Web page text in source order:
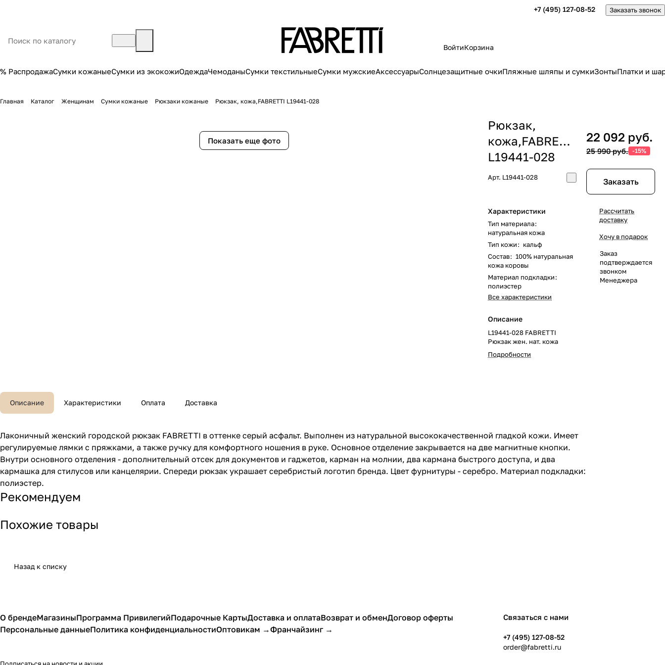
+7 (495) 127-08-52 Заказать звонок
ВойтиКорзина
% РаспродажаСумки кожаныеСумки из экокожиОдеждаЧемоданыСумки текстильныеСумки мужскиеАксессуарыСолнцезащитные очкиПляжные шляпы и сумкиЗонтыПлатки и
Главная Каталог Женщинам Сумки кожаные Рюкзаки кожаные Рюкзак, кожа,FABRETTI L19441-028
Показать еще фото
Рюкзак,
кожа,FABRETTI
L19441-028
Арт. L19441-028
Характеристики
Тип материала:
натуральная кожа
Тип кожи: кальф
Состав: 100% натуральная
кожа коровы
Материал подкладки:
полиэстер
Все характеристики
Описание
L19441-028 FABRETTI
Рюкзак жен. нат. кожа
Подробности
22 092 руб.
25 990 руб. -15%
Заказать
Рассчитать
доставку
Хочу в подарок
Заказ
подтверждается
звонком
Менеджера
Описание Характеристики Оплата Доставка
Лаконичный женский городской рюкзак FABRETTI в оттенке серый асфальт. Выполнен из натуральной высококачественной гладкой кожи. Имеет
регулируемые лямки с пряжками, а также ручку для комфортного ношения в руке. Основное отделение закрывается на две магнитные кнопки.
Внутри основного отделения - дополнительный отсек для документов и гаджетов, карман на молнии, два кармана быстрого доступа, и два
кармашка для стилусов или канцелярии. Спереди рюкзак украшает серебристый логотип бренда. Цвет фурнитуры - серебро. Материал подкладки:
полиэстер.
Рекомендуем
Похожие товары
Назад к списку
О брендеМагазиныПрограмма ПривилегийПодарочные КартыДоставка и оплатаВозврат и обменДоговор оферты
Персональные данныеПолитика конфиденциальностиОптовикам →Франчайзинг →
Связаться с нами
+7 (495) 127-08-52
order@fabretti.ru